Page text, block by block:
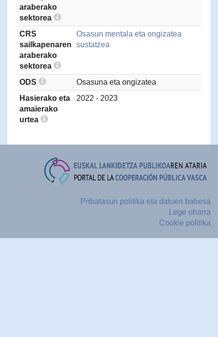
araberako
sektorea
CRS
sailkapenaren
araberako
sektorea
Osasun mentala eta ongizatea
sustatzea
ODS
Osasuna eta ongizatea
Hasierako eta
amaierako
urtea
2022 - 2023
Pribatasun politika eta datuen babesa
Lege oharra
Cookie politika